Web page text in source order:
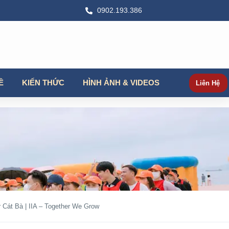
0902.193.386
KIẾN THỨC HÌNH ẢNH & VIDEOS Liên Hệ
Bà | IIA – Together We Grow